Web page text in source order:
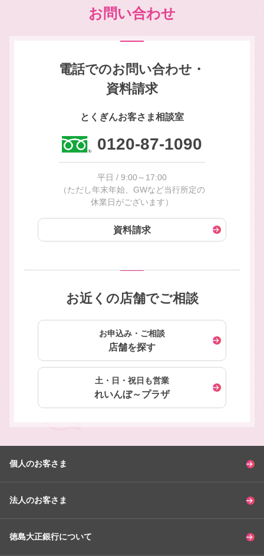
お問い合わせ
電話でのお問い合わせ・
資料請求
とくぎんお客さま相談室
0120-87-1090
平日 / 9:00～17:00
（ただし年末年始、GWなど当行所定の
休業日がございます）
資料請求
お近くの店舗でご相談
お申込み・ご相談
店舗を探す
土・日・祝日も営業
れいんぼ～プラザ
個人のお客さま
法人のお客さま
徳島大正銀行について